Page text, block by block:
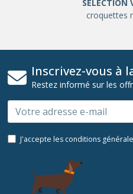
SÉLÉCTION
croquettes
Inscrivez-vous à
Restez informé sur les
Email
J'accepte les conditions